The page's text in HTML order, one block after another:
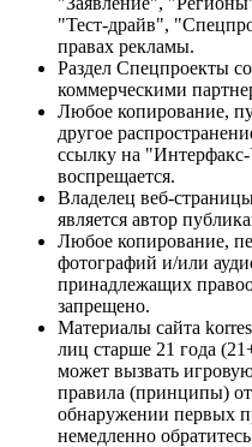
"Тест-драйв",
правах рекламы.
Раздел Спецпроекты
коммерческими
Любое копирование,
другое
ссылку на
воспрещается.
Владелец веб-
является автор
Любое копирование,
фотографий и/или
принадлежащих
запрещено.
Материалы сайта
лиц старше 21 года
может вызвать
правила (принципы)
обнаружении первых
немедленно